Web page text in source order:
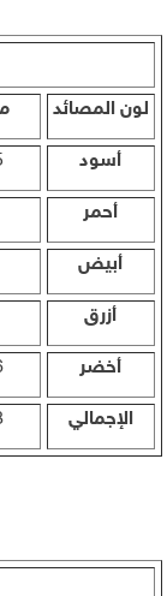
لون المصائد
أسود
أحمر
أبيض
أزرق
أخضر
الإجمالي